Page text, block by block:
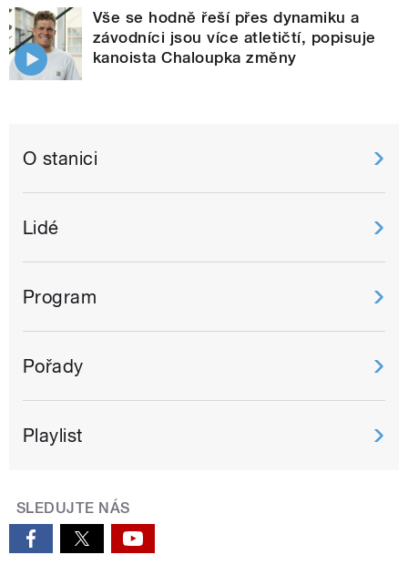
Vše se hodně řeší přes dynamiku a
závodníci jsou více atletičtí, popisuje
kanoista Chaloupka změny
O stanici
Lidé
Program
Pořady
Playlist
SLEDUJTE NÁS